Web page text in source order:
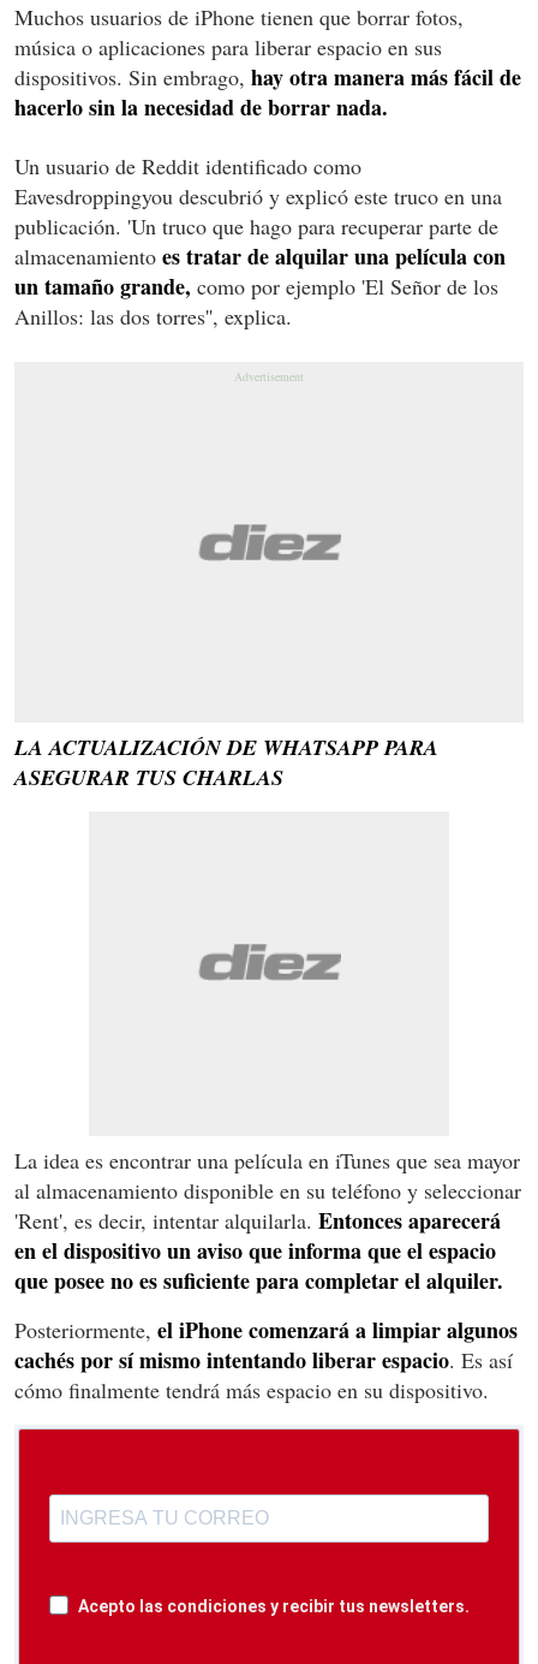
Muchos usuarios de iPhone tienen que borrar fotos,
música o aplicaciones para liberar espacio en sus
dispositivos. Sin embrago, hay otra manera más fácil de
hacerlo sin la necesidad de borrar nada.
Un usuario de Reddit identificado como
Eavesdroppingyou descubrió y explicó este truco en una
publicación. 'Un truco que hago para recuperar parte de
almacenamiento es tratar de alquilar una película con
un tamaño grande, como por ejemplo 'El Señor de los
Anillos: las dos torres'', explica.
LA ACTUALIZACIÓN DE WHATSAPP PARA
ASEGURAR TUS CHARLAS
La idea es encontrar una película en iTunes que sea mayor
al almacenamiento disponible en su teléfono y seleccionar
'Rent', es decir, intentar alquilarla. Entonces aparecerá
en el dispositivo un aviso que informa que el espacio
que posee no es suficiente para completar el alquiler.
Posteriormente, el iPhone comenzará a limpiar algunos
cachés por sí mismo intentando liberar espacio. Es así
cómo finalmente tendrá más espacio en su dispositivo.
Acepto las condiciones y recibir tus newsletters.